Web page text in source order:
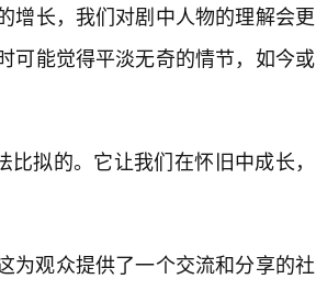
增长，我们对剧中人物的理解会更
可能觉得平淡无奇的情节，如今或
拟的。它让我们在怀旧中成长，
为观众提供了一个交流和分享的社